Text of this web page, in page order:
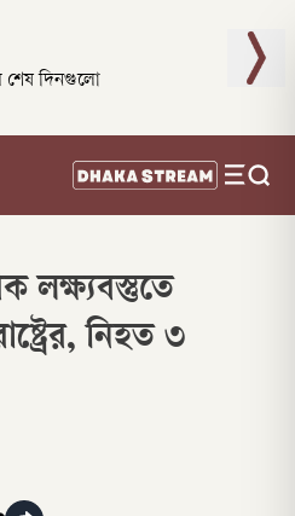
শেষ দিনগুলো
লক্ষ্যবস্তুতে
নিহত ৩